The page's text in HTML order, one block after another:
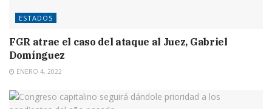
ESTADOS
FGR atrae el caso del ataque al Juez, Gabriel
Domínguez
ENERO 4, 2022